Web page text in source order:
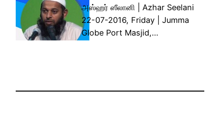
அஸ்ஹர் ஸீலானி | Azhar Seelani
22-07-2016, Friday | Jumma
Globe Port Masjid,…